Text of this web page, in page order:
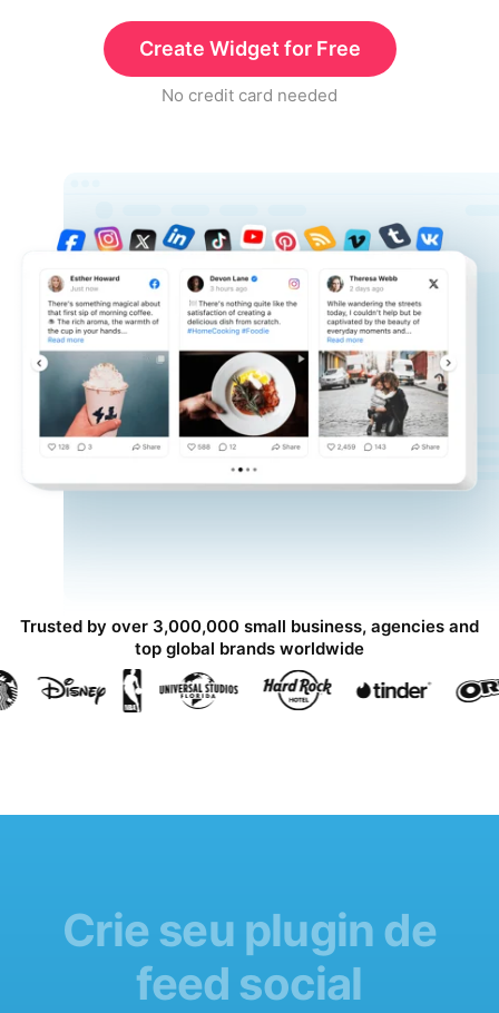
Create Widget for Free
No credit card needed
Trusted by over 3,000,000 small business, agencies and
top global brands worldwide
Crie seu plugin de
feed social